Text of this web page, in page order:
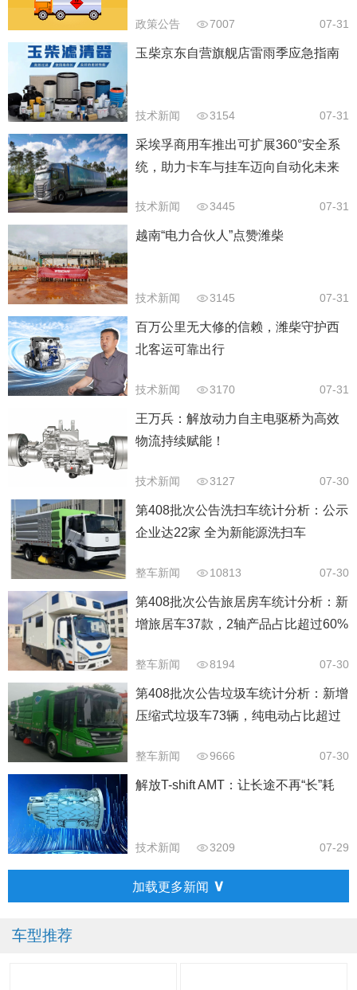
政策公告 7007 07-31
玉柴京东自营旗舰店雷雨季应急指南
技术新闻 3154 07-31
采埃孚商用车推出可扩展360°安全系
统，助力卡车与挂车迈向自动化未来
技术新闻 3445 07-31
越南“电力合伙人”点赞潍柴
技术新闻 3145 07-31
百万公里无大修的信赖，潍柴守护西
北客运可靠出行
技术新闻 3170 07-31
王万兵：解放动力自主电驱桥为高效
物流持续赋能！
技术新闻 3127 07-30
第408批次公告洗扫车统计分析：公示
企业达22家 全为新能源洗扫车
整车新闻 10813 07-30
第408批次公告旅居房车统计分析：新
增旅居车37款，2轴产品占比超过60%
整车新闻 8194 07-30
第408批次公告垃圾车统计分析：新增
压缩式垃圾车73辆，纯电动占比超过
整车新闻 9666 07-30
解放T-shift AMT：让长途不再“长”耗
技术新闻 3209 07-29
加载更多新闻 ∨
车型推荐